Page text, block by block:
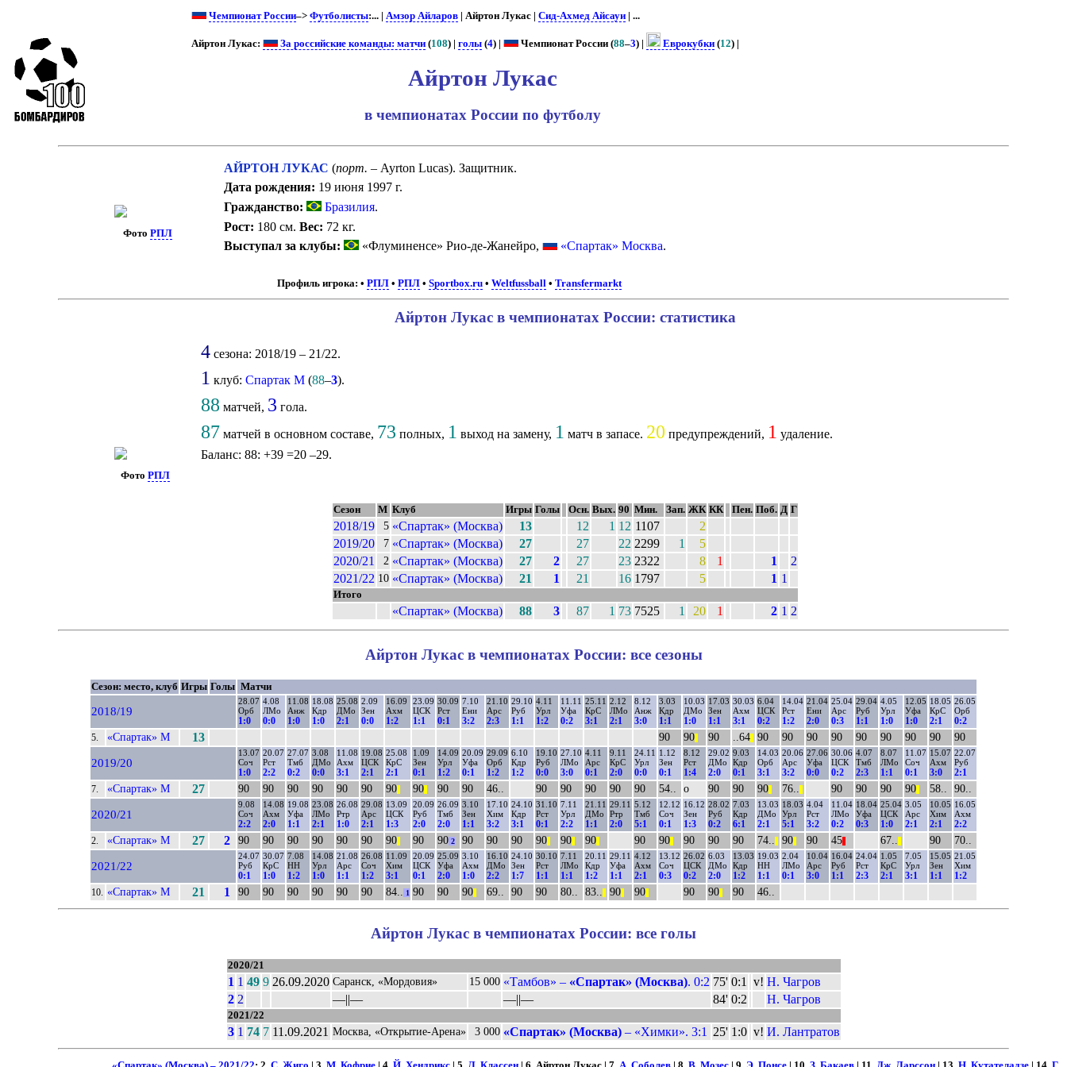
Чемпионат России–> Футболисты:... | Амзор Айларов| Айртон Лукас | Сид-Ахмед Айсауи| ...
Айртон Лукас: За российские команды: матчи(108) | голы(4) | Чемпионат России (88–3) | Еврокубки(12) |
Айртон Лукас
в чемпионатах России по футболу
Фото РПЛ
АЙРТОН ЛУКАС(порт. – Ayrton Lucas). Защитник.
Дата рождения: 19 июня 1997 г.
Гражданство:
Бразилия.
Рост: 180 см.Вес: 72 кг.
Выступал за клубы:
«Флуминенсе» Рио-де-Жанейро, «Спартак» Москва.
Профиль игрока: • РПЛ• РПЛ• Sportbox.ru• Weltfussball• Transfermarkt
Фото РПЛ
Айртон Лукас в чемпионатах России: статистика
4 сезона: 2018/19 – 21/22.
1 клуб:Спартак М (88–3).
88 матчей, 3 гола.
87 матчей в основном составе, 73 полных, 1 выход на замену, 1 матч в запасе. 20 предупреждений, 1 удаление.
Баланс: 88: +39 =20 –29.
Сезон М Клуб Игры Голы Осн. Вых. 90 Мин. Зап. ЖК КК Пен. Поб. Д Г
2018/19 5 «Спартак» (Москва) 13 12 1 12 1107
2
2019/20
7 «Спартак» (Москва) 27 27 22 2299 1
5
2020/21
2 «Спартак» (Москва) 27 2 27 23 2322 8 1 1
2
2021/22 10 «Спартак» (Москва) 21 1 21 16 1797 5 1 1
Итого
«Спартак» (Москва) 88 3 87 1 73 7525 1 20 1 2 1 2
Айртон Лукас в чемпионатах России: все сезоны
Сезон: место, клуб Игры Голы Матчи
2018/19
28.07
Орб
1:0
4.08
ЛМо
0:0
11.08
Анж
1:0
18.08
Кдр
1:0
25.08
ДМо
2:1
2.09
Зен
0:0
16.09
Ахм
1:2
23.09
ЦСК
1:1
30.09
Рст
0:1
7.10
Ени
3:2
21.10
Арс
2:3
29.10
Руб
1:1
4.11
Урл
1:2
11.11
Уфа
0:2
25.11
КрС
3:1
2.12
ЛМо
2:1
8.12
Анж
3:0
3.03
Кдр
1:1
10.03
ДМо
1:0
17.03
Зен
1:1
30.03
Ахм
3:1
6.04
ЦСК
0:2
14.04
Рст
1:2
21.04
Ени
2:0
25.04
Арс
0:3
29.04
Руб
1:1
4.05
Урл
1:0
12.05
Уфа
1:0
18.05
КрС
2:1
26.05
Орб
0:2
5. «Спартак» М 13 90 90 90 ..64 90 90 90 90 90 90 90 90 90
2019/20
13.07
Соч
1:0
20.07
Рст
2:2
27.07
Тмб
0:2
3.08
ДМо
0:0
11.08
Ахм
3:1
19.08
ЦСК
2:1
25.08
КрС
2:1
1.09
Зен
0:1
14.09
Урл
1:2
20.09
Уфа
0:1
29.09
Орб
1:2
6.10
Кдр
1:2
19.10
Руб
0:0
27.10
ЛМо
3:0
4.11
Арс
0:1
9.11
КрС
2:0
24.11
Урл
0:0
1.12
Зен
0:1
8.12
Рст
1:4
29.02
ДМо
2:0
9.03
Кдр
0:1
14.03
Орб
3:1
20.06
Арс
3:2
27.06
Уфа
0:0
30.06
ЦСК
0:2
4.07
Тмб
2:3
8.07
ЛМо
1:1
11.07
Соч
0:1
15.07
Ахм
3:0
22.07
Руб
2:1
7. «Спартак» М 27 90 90 90 90 90 90 90 90 90 90 46.. 90 90 90 90 90 54.. о 90 90 90 76.. 90 90 90 90 58.. 90..
2020/21
9.08
Соч
2:2
14.08
Ахм
2:0
19.08
Уфа
1:1
23.08
ЛМо
2:1
26.08
Ртр
1:0
29.08
Арс
2:1
13.09
ЦСК
1:3
20.09
Руб
2:0
26.09
Тмб
2:0
3.10
Зен
1:1
17.10
Хим
3:2
24.10
Кдр
3:1
31.10
Рст
0:1
7.11
Урл
2:2
21.11
ДМо
1:1
29.11
Ртр
2:0
5.12
Тмб
5:1
12.12
Соч
0:1
16.12
Зен
1:3
28.02
Руб
0:2
7.03
Кдр
6:1
13.03
ДМо
2:1
18.03
Урл
5:1
4.04
Рст
3:2
11.04
ЛМо
0:2
18.04
Уфа
0:3
25.04
ЦСК
1:0
3.05
Арс
2:1
10.05
Хим
2:1
16.05
Ахм
2:2
2. «Спартак» М 27 2 90 90 90 90 90 90 90 90 90 2 90 90 90 90 90 90 90 90 90 90 90 74.. 90 90 45 67.. 90 70..
2021/22
24.07
Руб
0:1
30.07
КрС
1:0
7.08
НН
1:2
14.08
Урл
1:0
21.08
Арс
1:1
26.08
Соч
1:2
11.09
Хим
3:1
20.09
ЦСК
0:1
25.09
Уфа
2:0
3.10
Ахм
1:0
16.10
ДМо
2:2
24.10
Зен
1:7
30.10
Рст
1:1
7.11
ЛМо
1:1
20.11
Кдр
1:2
29.11
Уфа
1:1
4.12
Ахм
2:1
13.12
Соч
0:3
26.02
ЦСК
0:2
6.03
ДМо
2:0
13.03
Кдр
1:2
19.03
НН
1:1
2.04
ЛМо
0:1
10.04
Арс
3:0
16.04
Руб
1:1
24.04
Рст
2:3
1.05
КрС
2:1
7.05
Урл
3:1
15.05
Зен
1:1
21.05
Хим
1:2
10. «Спартак» М 21 1 90 90 90 90 90 90 84.. 1 90 90 90 69.. 90 90 80.. 83.. 90 90 90 90 90 46..
Айртон Лукас в чемпионатах России: все голы
2020/21
1 1 49 9 26.09.2020 Саранск, «Мордовия» 15 000 «Тамбов» – «Спартак» (Москва). 0:2 75' 0:1 v! Н. Чагров
2 2 ––||–– ––||–– 84' 0:2 Н. Чагров
2021/22
3 1 74 7 11.09.2021 Москва, «Открытие-Арена» 3 000 «Спартак» (Москва)– «Химки». 3:1 25' 1:0 v! И. Лантратов